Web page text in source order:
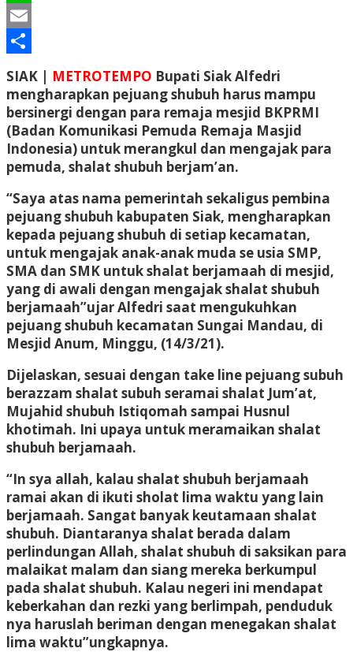
Line
Email
Share
SIAK | METROTEMPO Bupati Siak Alfedri
mengharapkan pejuang shubuh harus mampu
bersinergi dengan para remaja mesjid BKPRMI
(Badan Komunikasi Pemuda Remaja Masjid
Indonesia) untuk merangkul dan mengajak para
pemuda, shalat shubuh berjam’an.
“Saya atas nama pemerintah sekaligus pembina
pejuang shubuh kabupaten Siak, mengharapkan
kepada pejuang shubuh di setiap kecamatan,
untuk mengajak anak-anak muda se usia SMP,
SMA dan SMK untuk shalat berjamaah di mesjid,
yang di awali dengan mengajak shalat shubuh
berjamaah”ujar Alfedri saat mengukuhkan
pejuang shubuh kecamatan Sungai Mandau, di
Mesjid Anum, Minggu, (14/3/21).
Dijelaskan, sesuai dengan take line pejuang subuh
berazzam shalat subuh seramai shalat Jum’at,
Mujahid shubuh Istiqomah sampai Husnul
khotimah. Ini upaya untuk meramaikan shalat
shubuh berjamaah.
“In sya allah, kalau shalat shubuh berjamaah
ramai akan di ikuti sholat lima waktu yang lain
berjamaah. Sangat banyak keutamaan shalat
shubuh. Diantaranya shalat berada dalam
perlindungan Allah, shalat shubuh di saksikan para
malaikat malam dan siang mereka berkumpul
pada shalat shubuh. Kalau negeri ini mendapat
keberkahan dan rezki yang berlimpah, penduduk
nya haruslah beriman dengan menegakan shalat
lima waktu”ungkapnya.